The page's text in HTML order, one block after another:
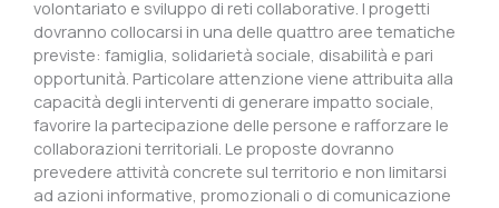
volontariato e sviluppo di reti collaborative. I progetti
dovranno collocarsi in una delle quattro aree tematiche
previste: famiglia, solidarietà sociale, disabilità e pari
opportunità. Particolare attenzione viene attribuita alla
capacità degli interventi di generare impatto sociale,
favorire la partecipazione delle persone e rafforzare le
collaborazioni territoriali. Le proposte dovranno
prevedere attività concrete sul territorio e non limitarsi
ad azioni informative, promozionali o di comunicazione